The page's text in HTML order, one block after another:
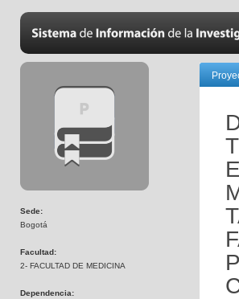
Sede:
Bogotá
Facultad:
2- FACULTAD DE MEDICINA
Dependencia: